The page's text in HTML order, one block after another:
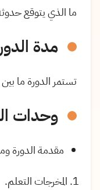
ما الذي يتوقع حدوثه
مدة
تستمر الدورة ما بين
وحدات
مقدمة الدورة
المخرجات التعلم.